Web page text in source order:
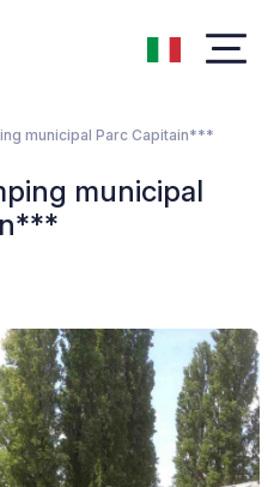
municipal Parc Capitain***
municipal